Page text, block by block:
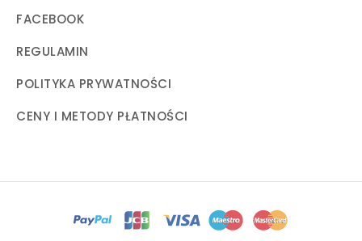
FACEBOOK
REGULAMIN
POLITYKA PRYWATNOŚCI
CENY I METODY PŁATNOŚCI